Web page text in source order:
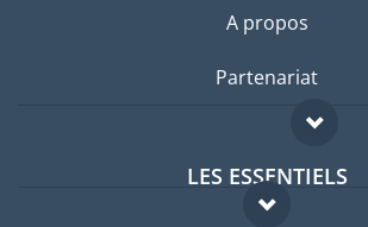
A propos
Partenariat
LES ESSENTIELS
Forum expatriés